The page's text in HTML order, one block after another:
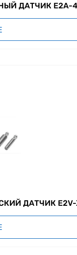
ДАТЧИК E2A-4
ДАТЧИК E2V-